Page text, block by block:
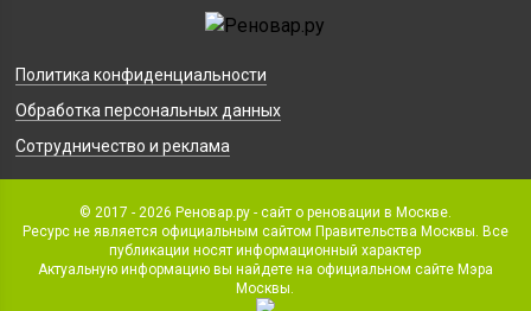
Политика конфиденциальности
Обработка персональных данных
Сотрудничество и реклама
© 2017 - 2026 Реновар.ру - сайт о реновации в Москве.
Ресурс не является официальным сайтом Правительства Москвы. Все
публикации носят информационный характер
Актуальную информацию вы найдете на официальном сайте Мэра
Москвы.